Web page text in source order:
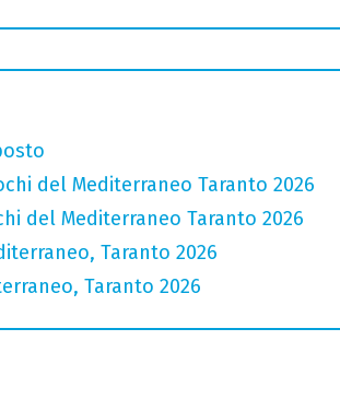
del Mediterraneo Taranto 2026
del Mediterraneo Taranto 2026
Taranto 2026
Taranto 2026